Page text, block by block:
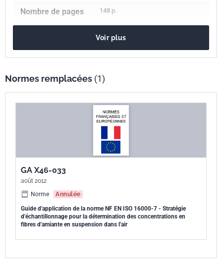
Nombre de pages 148 p.
Codes ICS
Indice de
X46-033
2 - août 2023
Voir plus
Normes remplacées (1)
GA X46-033
août 2012
Norme
Annulée
Guide d'application de la norme NF EN ISO 16000-7 - Stratégie
d'échantillonnage pour la détermination des concentrations en
fibres d'amiante en suspension dans l'air